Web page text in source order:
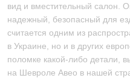
вид и вместительный салон.
надежный, безопасный для
считается одним из
в Украине, но и в других
поломке какой-либо детали,
на Шевроле Авео в нашей